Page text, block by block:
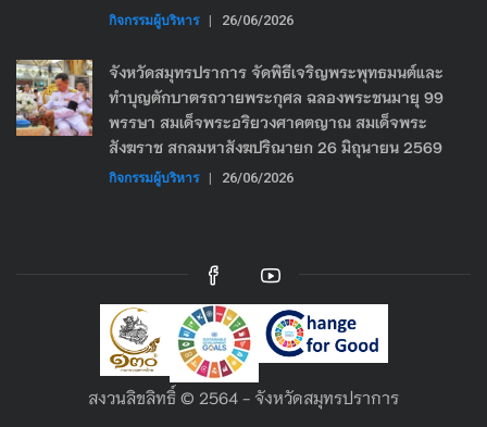
กิจกรรมผู้บริหาร | 26/06/2026
จังหวัดสมุทรปราการ จัดพิธีเจริญพระพุทธมนต์และ
ทำบุญตักบาตรถวายพระกุศล ฉลองพระชนมายุ 99
พรรษา สมเด็จพระอริยวงศาคตญาณ สมเด็จพระ
สังฆราช สกลมหาสังฆปริณายก 26 มิถุนายน 2569
กิจกรรมผู้บริหาร | 26/06/2026
สงวนลิขลิทธิ์ © 2564 - จังหวัดสมุทรปราการ